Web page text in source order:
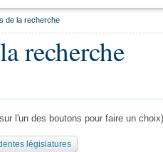
de la recherche
recherche
l'un des boutons pour faire un choix)
législatures